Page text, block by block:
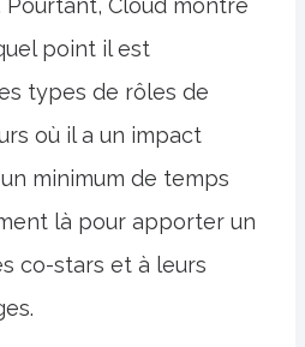
Cloud montre
point il est
types de rôles de
où il a un impact
minimum de temps
là pour apporter un
co-stars et à leurs